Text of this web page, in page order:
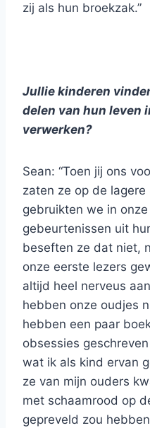
zij als hun broekzak.”
Jullie kinderen
delen van hun leven
verwerken?
Sean: “Toen jij ons
zaten ze op de
gebruikten we in
gebeurtenissen uit
beseften ze dat niet,
onze eerste lezers
altijd heel nerveus
hebben onze oudjes
hebben een paar
obsessies
wat ik als kind ervan
ze van mijn ouders
met schaamrood op
gepreveld zou